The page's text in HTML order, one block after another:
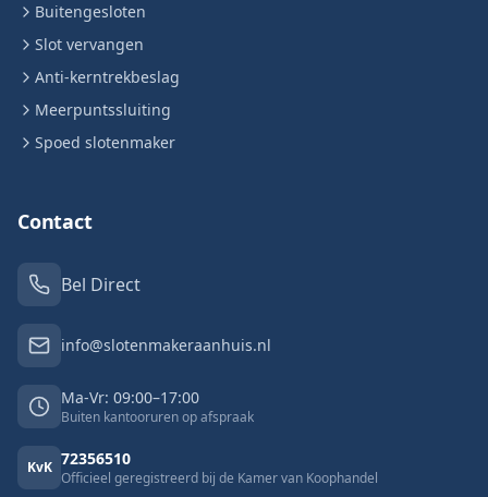
Buitengesloten
Slot vervangen
Anti-kerntrekbeslag
Meerpuntssluiting
Spoed slotenmaker
Contact
Bel Direct
info@slotenmakeraanhuis.nl
Ma-Vr: 09:00–17:00
Buiten kantooruren op afspraak
KvK 72356510
Officieel geregistreerd bij de Kamer van Koophandel